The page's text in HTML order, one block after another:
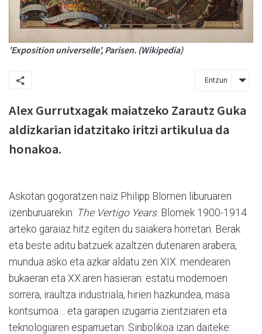
'Exposition universelle', Parisen. (Wikipedia)
Entzun
Alex Gurrutxagak maiatzeko Zarautz Guka
aldizkarian idatzitako iritzi artikulua da
honakoa.
Askotan gogoratzen naiz Philipp Blomen liburuaren
izenburuarekin: The Vertigo Years. Blomek 1900-1914
arteko garaiaz hitz egiten du saiakera horretan. Berak
eta beste aditu batzuek azaltzen dutenaren arabera,
mundua asko eta azkar aldatu zen XIX. mendearen
bukaeran eta XX.aren hasieran: estatu modernoen
sorrera, iraultza industriala, hirien hazkundea, masa
kontsumoa… eta garapen izugarria zientziaren eta
teknologiaren esparruetan. Sinbolikoa izan daiteke: